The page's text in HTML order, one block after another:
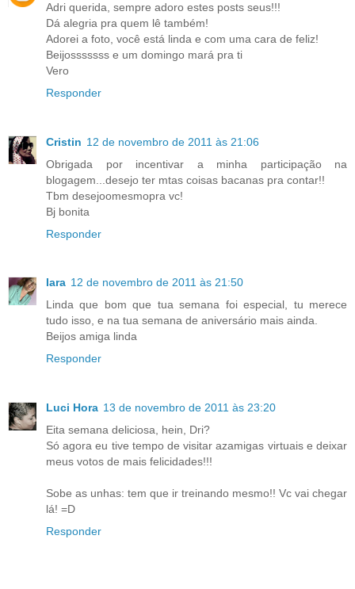
Adri querida, sempre adoro estes posts seus!!!
Dá alegria pra quem lê também!
Adorei a foto, você está linda e com uma cara de feliz!
Beijosssssss e um domingo mará pra ti
Vero
Responder
Cristin 12 de novembro de 2011 às 21:06
Obrigada por incentivar a minha participação na
blogagem...desejo ter mtas coisas bacanas pra contar!!
Tbm desejoomesmopra vc!
Bj bonita
Responder
Iara 12 de novembro de 2011 às 21:50
Linda que bom que tua semana foi especial, tu merece
tudo isso, e na tua semana de aniversário mais ainda.
Beijos amiga linda
Responder
Luci Hora 13 de novembro de 2011 às 23:20
Eita semana deliciosa, hein, Dri?
Só agora eu tive tempo de visitar azamigas virtuais e deixar
meus votos de mais felicidades!!!
Sobe as unhas: tem que ir treinando mesmo!! Vc vai chegar
lá! =D
Responder